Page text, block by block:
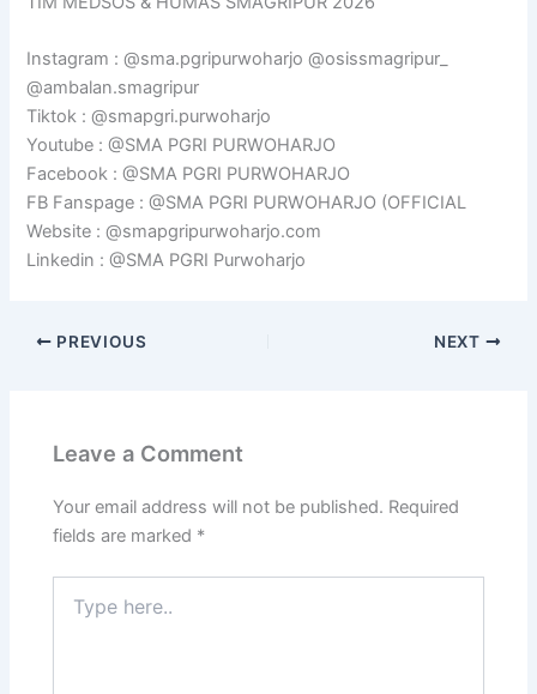
Instagram : @sma.pgripurwoharjo @osissmagripur_
@ambalan.smagripur
Tiktok : @smapgri.purwoharjo
Youtube : @SMA PGRI PURWOHARJO
Facebook : @SMA PGRI PURWOHARJO
FB Fanspage : @SMA PGRI PURWOHARJO (OFFICIAL
Website : @smapgripurwoharjo.com
Linkedin : @SMA PGRI Purwoharjo
PREVIOUS NEXT
Leave a Comment
Your email address will not be published. Required
fields are marked *
here..